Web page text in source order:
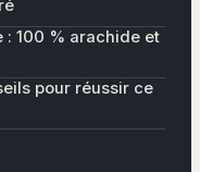
: 100 % arachide et
pour réussir ce